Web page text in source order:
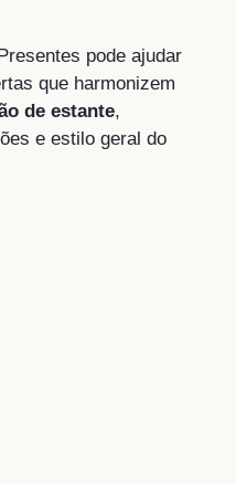
pode ajudar
que harmonizem
de estante,
e estilo geral do